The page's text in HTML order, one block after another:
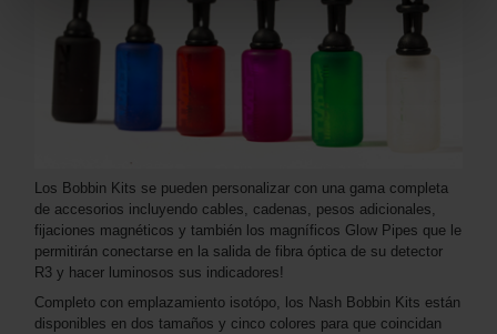
Los Bobbin Kits se pueden personalizar con una gama completa
de accesorios incluyendo cables, cadenas, pesos adicionales,
fijaciones magnéticos y también los magníficos Glow Pipes que le
permitirán conectarse en la salida de fibra óptica de su detector
R3 y hacer luminosos sus indicadores!
Completo con emplazamiento isotópo, los Nash Bobbin Kits están
disponibles en dos tamaños y cinco colores para que coincidan